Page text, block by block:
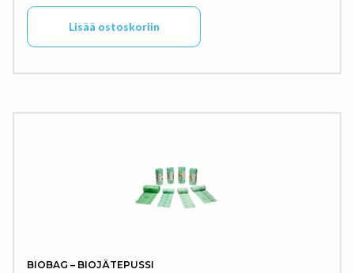
Lisää ostoskoriin
BIOBAG – BIOJÄTEPUSSI